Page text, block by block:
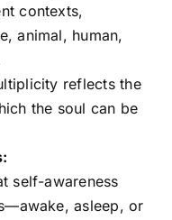
contexts,
animal, human,
reflects the
the soul can be
self-awareness
asleep, or